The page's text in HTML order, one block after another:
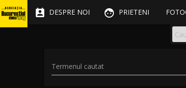
 DESPRE NOI  PRIETENI
Termenul cautat